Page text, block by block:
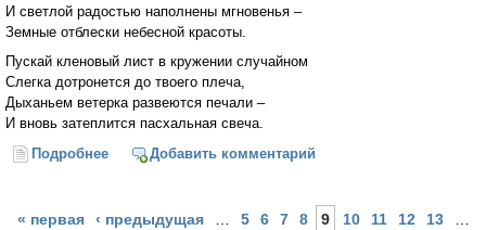
И светлой радостью наполнены мгновенья –
Земные отблески небесной красоты.
Пускай кленовый лист в кружении случайном
Слегка дотронется до твоего плеча,
Дыханьем ветерка развеются печали –
И вновь затеплится пасхальная свеча.
Подробнее о Осеннее приношение
Добавить комментарий
Страницы
« первая ‹ предыдущая … 5 6 7 8 9 10 11 12 13
…